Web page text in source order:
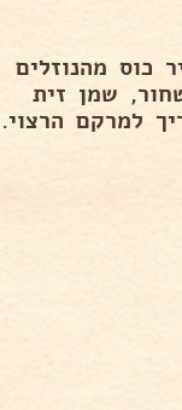
כוס מהנוזלים
שמן זית
למרקם הרצוי.